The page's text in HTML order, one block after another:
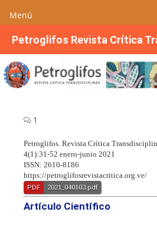
Petroglifos Revista Crítica
1
Petroglifos. Revista Crítica
4(1):31-52 enero-junio 2021
ISSN: 2610-8186
https://petroglifosrevistacritica.org.ve/
PDF 2021_040103.pdf
Artículo Científico
Menú